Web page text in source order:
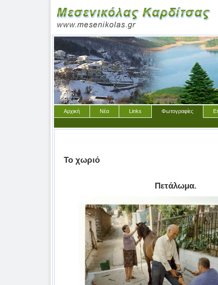
Αρχική Νέα Links Φωτογραφίες
Το χωριό
Πετάλωμα.